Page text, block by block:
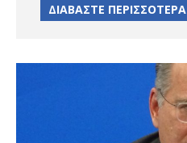
ΔΙΑΒΑΣΤΕ ΠΕΡΙΣΣΟΤΕΡΑ